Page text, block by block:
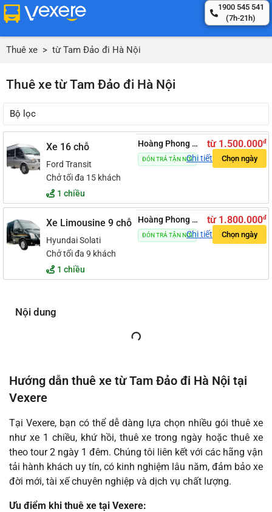
1900 545 541
(7h-21h)
Thuê xe > từ Tam Đảo đi Hà Nội
Thuê xe từ Tam Đảo đi Hà Nội
Bộ lọc
Xe 16 chỗ
Ford Transit
Chở tối đa 15 khách
1 chiều
Hoàng Phong 5.0
ĐÓN TRẢ TẬN NƠI
từ 1.500.000đ
Chi tiết Chọn ngày
Xe Limousine 9 chỗ
Hyundai Solati
Chở tối đa 9 khách
1 chiều
Hoàng Phong 5.0
ĐÓN TRẢ TẬN NƠI
từ 1.800.000đ
Chi tiết Chọn ngày
Nội dung
Hướng dẫn thuê xe từ Tam Đảo đi Hà Nội tại
Vexere
Tại Vexere, bạn có thể dễ dàng lựa chọn nhiều gói thuê xe
như xe 1 chiều, khứ hồi, thuê xe trong ngày hoặc thuê xe
theo tour 2 ngày 1 đêm. Chúng tôi liên kết với các hãng vận
tải hành khách uy tín, có kinh nghiệm lâu năm, đảm bảo xe
đời mới, tài xế chuyên nghiệp và dịch vụ chất lượng.
Ưu điểm khi thuê xe tại Vexere: